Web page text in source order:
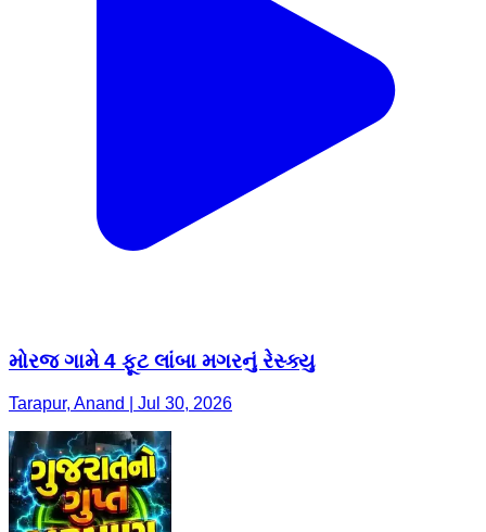
મોરજ ગામે 4 ફૂટ લાંબા મગરનું રેસ્ક્યુ
Tarapur, Anand | Jul 30, 2026